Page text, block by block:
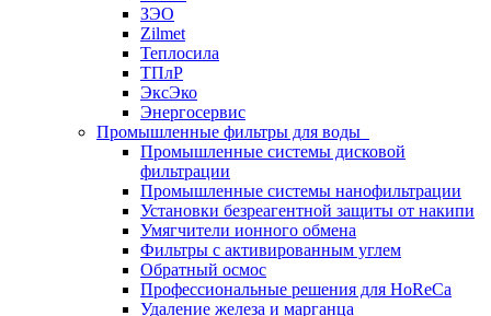
ЗЭО
Zilmet
Теплосила
ТПлР
ЭксЭко
Энергосервис
Промышленные фильтры для воды
Промышленные системы дисковой
фильтрации
Промышленные системы нанофильтрации
Установки безреагентной защиты от накипи
Умягчители ионного обмена
Фильтры с активированным углем
Обратный осмос
Профессиональные решения для HoReCa
Удаление железа и марганца